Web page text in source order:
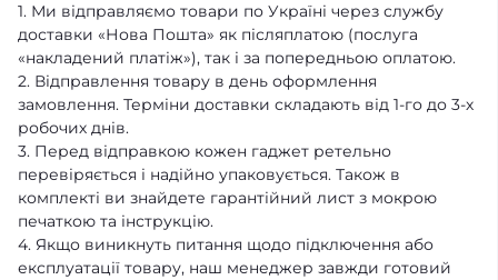
1. Ми відправляємо товари по Україні через службу
доставки «Нова Пошта» як післяплатою (послуга
«накладений платіж»), так і за попередньою оплатою.
2. Відправлення товару в день оформлення
замовлення. Терміни доставки складають від 1-го до 3-х
робочих днів.
3. Перед відправкою кожен гаджет ретельно
перевіряється і надійно упаковується. Також в
комплекті ви знайдете гарантійний лист з мокрою
печаткою та інструкцію.
4. Якщо виникнуть питання щодо підключення або
експлуатації товару, наш менеджер завжди готовий